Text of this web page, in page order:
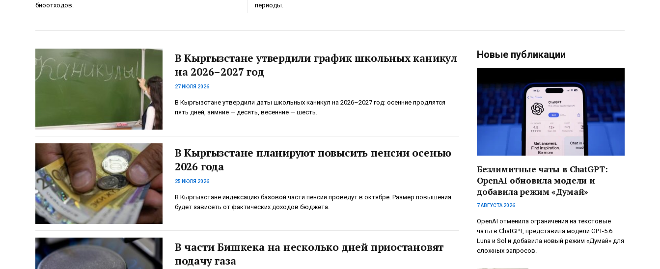
биоотходов.
периоды.
В Кыргызстане утвердили график школьных каникул
на 2026–2027 год
27 ИЮЛЯ 2026
В Кыргызстане утвердили даты школьных каникул на 2026–2027 год: осенние продлятся
пять дней, зимние — десять, весенние — шесть.
В Кыргызстане планируют повысить пенсии осенью
2026 года
25 ИЮЛЯ 2026
В Кыргызстане индексацию базовой части пенсии проведут в октябре. Размер повышения
будет зависеть от фактических доходов бюджета.
В части Бишкека на несколько дней приостановят
подачу газа
Новые публикации
Безлимитные чаты в ChatGPT:
OpenAI обновила модели и
добавила режим «Думай»
7 АВГУСТА 2026
OpenAI отменила ограничения на текстовые
чаты в ChatGPT, представила модели GPT-5.6
Luna и Sol и добавила новый режим «Думай» для
сложных запросов.